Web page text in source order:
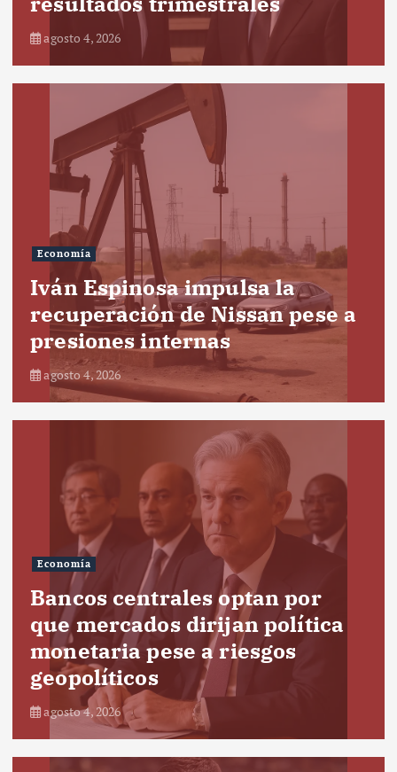
agosto 4, 2026
Economía
Iván Espinosa impulsa la
recuperación de Nissan pese a
presiones internas
agosto 4, 2026
Economía
Bancos centrales optan por
que mercados dirijan política
monetaria pese a riesgos
geopolíticos
agosto 4, 2026